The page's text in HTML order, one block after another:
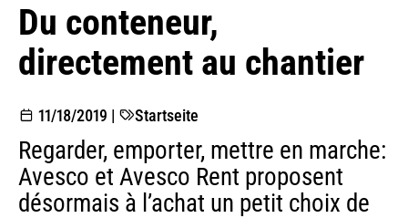
Du conteneur,
directement au chantier
11/18/2019 | Startseite
Regarder, emporter, mettre en marche:
Avesco et Avesco Rent proposent
désormais à l’achat un petit choix de